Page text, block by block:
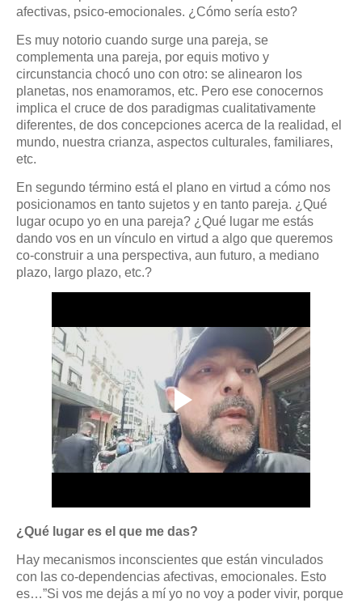
afectivas, psico-emocionales. ¿Cómo sería esto?
Es muy notorio cuando surge una pareja, se
complementa una pareja, por equis motivo y
circunstancia chocó uno con otro: se alinearon los
planetas, nos enamoramos, etc. Pero ese conocernos
implica el cruce de dos paradigmas cualitativamente
diferentes, de dos concepciones acerca de la realidad, el
mundo, nuestra crianza, aspectos culturales, familiares,
etc.
En segundo término está el plano en virtud a cómo nos
posicionamos en tanto sujetos y en tanto pareja. ¿Qué
lugar ocupo yo en una pareja? ¿Qué lugar me estás
dando vos en un vínculo en virtud a algo que queremos
co-construir a una perspectiva, aun futuro, a mediano
plazo, largo plazo, etc.?
¿Qué lugar es el que me das?
Hay mecanismos inconscientes que están vinculados
con las co-dependencias afectivas, emocionales. Esto
es…”Si vos me dejás a mí yo no voy a poder vivir, porque